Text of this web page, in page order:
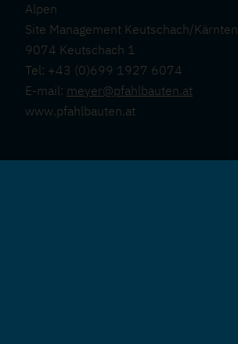
Alpen
Site Management Keutschach/Kärnten
9074 Keutschach 1
Tel: +43 (0)699 1927 6074
E-mail: meyer@pfahlbauten.at
www.pfahlbauten.at